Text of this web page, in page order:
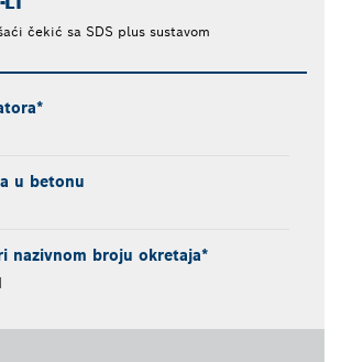
čekić sa SDS plus sustavom
u betonu
nazivnom broju okretaja*